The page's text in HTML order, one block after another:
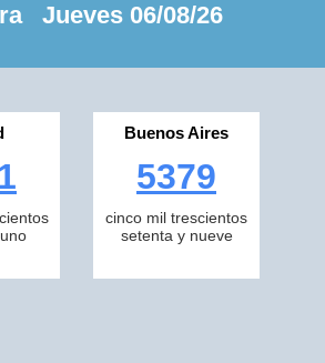
Jueves 06/08/26
Buenos Aires
5379
cinco mil trescientos
setenta y nueve